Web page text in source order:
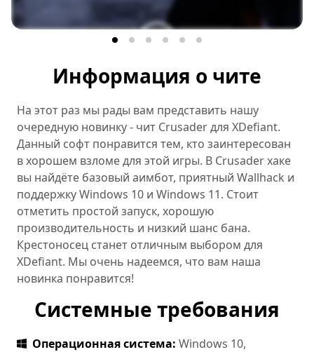
Информация о чите
На этот раз мы рады вам представить нашу
очередную новинку - чит Crusader для XDefiant.
Данный софт понравится тем, кто заинтересован
в хорошем взломе для этой игры. В Crusader хаке
вы найдёте базовый аимбот, приятный Wallhack и
поддержку Windows 10 и Windows 11. Стоит
отметить простой запуск, хорошую
производительность и низкий шанс бана.
Крестоносец станет отличным выбором для
XDefiant. Мы очень надеемся, что вам наша
новинка понравится!
Системные требования
Операционная система: Windows 10,